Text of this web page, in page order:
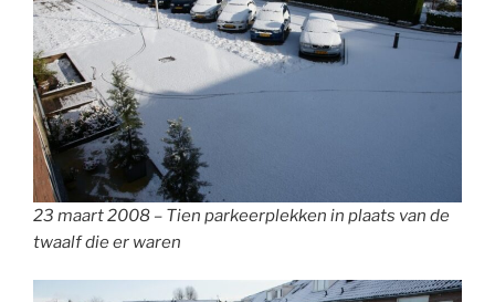
23 maart 2008 – Tien parkeerplekken in plaats van de
twaalf die er waren